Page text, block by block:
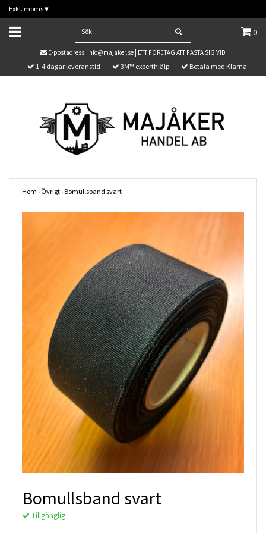
Exkl. moms▾
0
E-postadress: info@majaker.se | ETT FÖRETAG ATT FÄSTA SIG VID
1-4 dagar leveranstid 3M™ experthjälp Betala med Klarna
Hem › Övrigt ›Bomullsband svart
Bomullsband svart
Tillgänglig